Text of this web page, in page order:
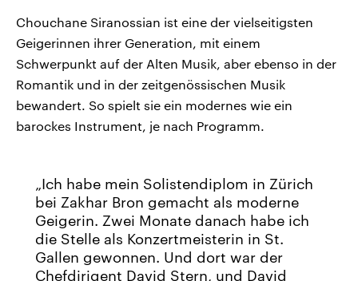
Chouchane Siranossian ist eine der vielseitigsten
Geigerinnen ihrer Generation, mit einem
Schwerpunkt auf der Alten Musik, aber ebenso in der
Romantik und in der zeitgenössischen Musik
bewandert. So spielt sie ein modernes wie ein
barockes Instrument, je nach Programm.
Ich habe mein Solistendiplom in Zürich
bei Zakhar Bron gemacht als moderne
Geigerin. Zwei Monate danach habe ich
die Stelle als Konzertmeisterin in St.
Gallen gewonnen. Und dort war der
Chefdirigent David Stern, und David